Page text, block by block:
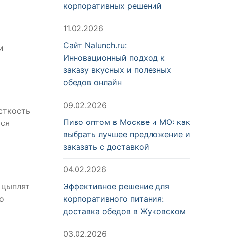
корпоративных решений
11.02.2026
Сайт Nalunch.ru:
Инновационный подход к
заказу вкусных и полезных
обедов онлайн
09.02.2026
Пиво оптом в Москве и МО: как
выбрать лучшее предложение и
заказать с доставкой
04.02.2026
Эффективное решение для
корпоративного питания:
доставка обедов в Жуковском
03.02.2026